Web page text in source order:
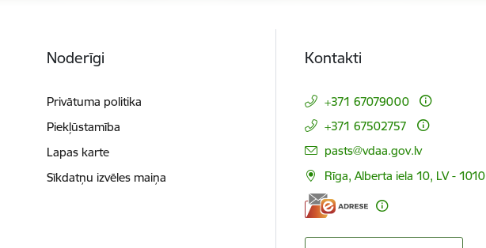
Noderīgi
Privātuma politika
Piekļūstamība
Lapas karte
Sīkdatņu izvēles maiņa
Kontakti
+371 67079000
+371 67502757
E-pasts:
pasts@vdaa.gov.lv
Rīga, Alberta iela 10, LV - 1010